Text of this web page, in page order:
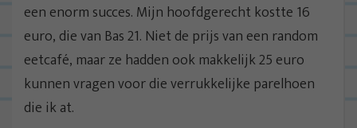
een enorm succes. Mijn hoofdgerecht kostte 16
euro, die van Bas 21. Niet de prijs van een random
eetcafé, maar ze hadden ook makkelijk 25 euro
kunnen vragen voor die verrukkelijke parelhoen
die ik at.